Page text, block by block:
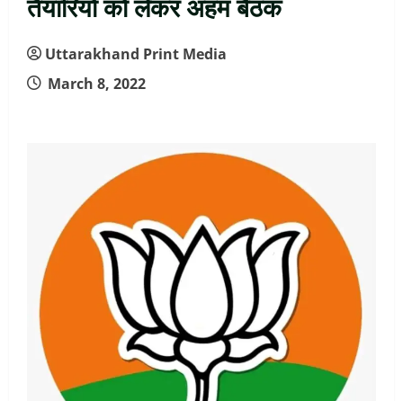
Uttarakhand Print Media
March 8, 2022